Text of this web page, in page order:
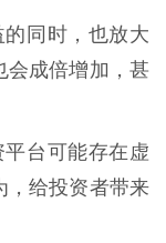
同时，也放大
会成倍增加，甚
台可能存在虚
，给投资者带来